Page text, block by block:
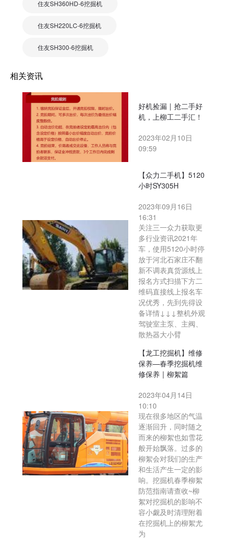
住友SH360HD-6挖掘机
住友SH220LC-6挖掘机
住友SH300-6挖掘机
相关资讯
好机捡漏 | 抢二手好
机，上柳工二手汇！
2023年02月10日
09:59
【众力二手机】5120
小时SY305H
2023年09月16日
16:31
关注三一众力获取更
多行业资讯2021年
车，使用5120小时停
放于河北石家庄不翻
新不调表真货源线上
报名方式扫描下方二
维码直接线上报名车
况优秀，先到先得设
备详情↓↓↓整机外观
驾驶室主泵、主阀、
散热器大小臂
【龙工挖掘机】维修
保养—春季挖掘机维
修保养 | 柳絮篇
2023年04月14日
10:10
现在很多地区的气温
逐渐回升，同时随之
而来的柳絮也如雪花
般开始飘落。过多的
柳絮会对我们的生产
和生活产生一定的影
响。挖掘机春季柳絮
防范指南请查收~柳
絮对挖掘机的影响不
容小觑及时清理附着
在挖掘机上的柳絮尤
为